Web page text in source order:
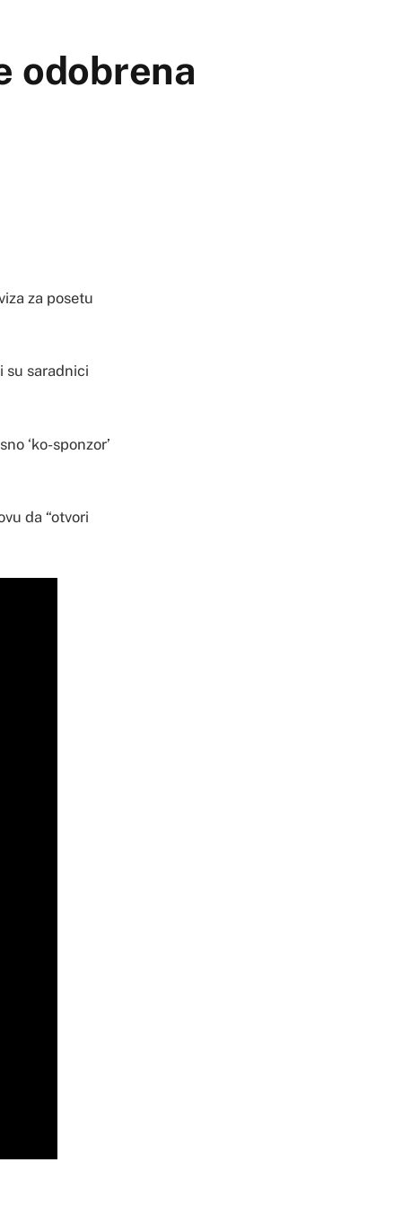
odobrena
za posetu
su saradnici
‘ko-sponzor’
da “otvori